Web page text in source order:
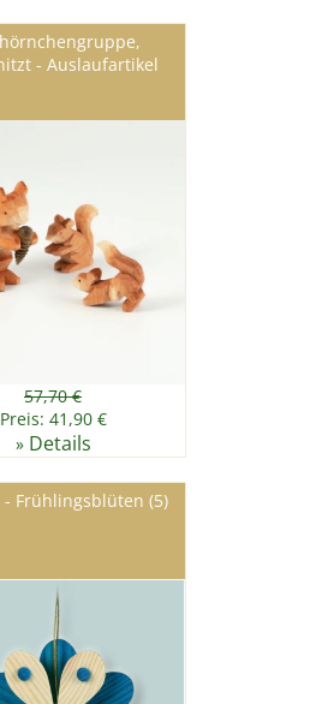
- Auslaufartikel
57,70 €
Preis: 41,90 €
» Details
- Frühlingsblüten (5)